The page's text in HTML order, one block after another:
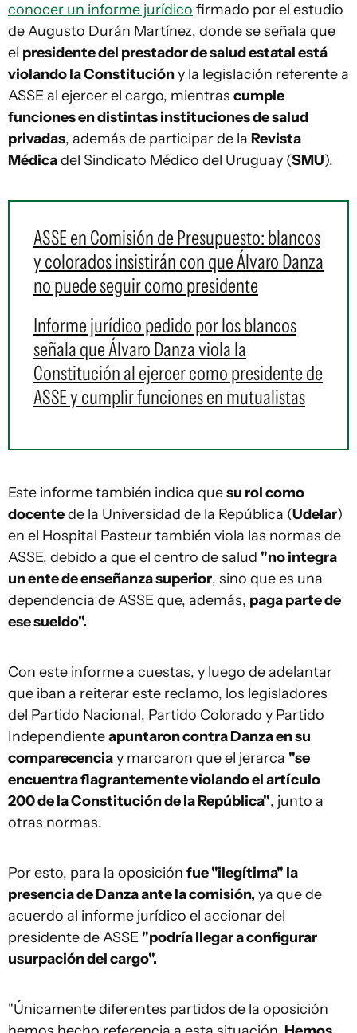
conocer un informe jurídico firmado por el estudio
de Augusto Durán Martínez, donde se señala que
el presidente del prestador de salud estatal está
violando la Constitucióny la legislación referente a
ASSE al ejercer el cargo, mientras cumple
funciones en distintas instituciones de salud
privadas, además de participar de la Revista
Médicadel Sindicato Médico del Uruguay (SMU).
ASSE en Comisión de Presupuesto: blancos
y colorados insistirán con que Álvaro Danza
no puede seguir como presidente
Informe jurídico pedido por los blancos
señala que Álvaro Danza viola la
Constitución al ejercer como presidente de
ASSE y cumplir funciones en mutualistas
Este informe también indica quesu rol como
docentede la Universidad de la República (Udelar)
en el Hospital Pasteur también viola las normas de
ASSE, debido a que el centro de salud "no integra
un ente de enseñanza superior, sino que es una
dependencia de ASSE que, además, paga parte de
ese sueldo".
Con este informe a cuestas, y luego de adelantar
que iban a reiterar este reclamo, los legisladores
del Partido Nacional, Partido Colorado y Partido
Independienteapuntaron contra Danza en su
comparecenciay marcaron que el jerarca "se
encuentra flagrantemente violando el artículo
200 de la Constitución de la República", junto a
otras normas.
Por esto, para la oposición fue "ilegítima" la
presencia de Danza ante la comisión, ya que de
acuerdo al informe jurídico el accionar del
presidente de ASSE "podría llegar a configurar
usurpación del cargo".
"Únicamente diferentes partidos de la oposición